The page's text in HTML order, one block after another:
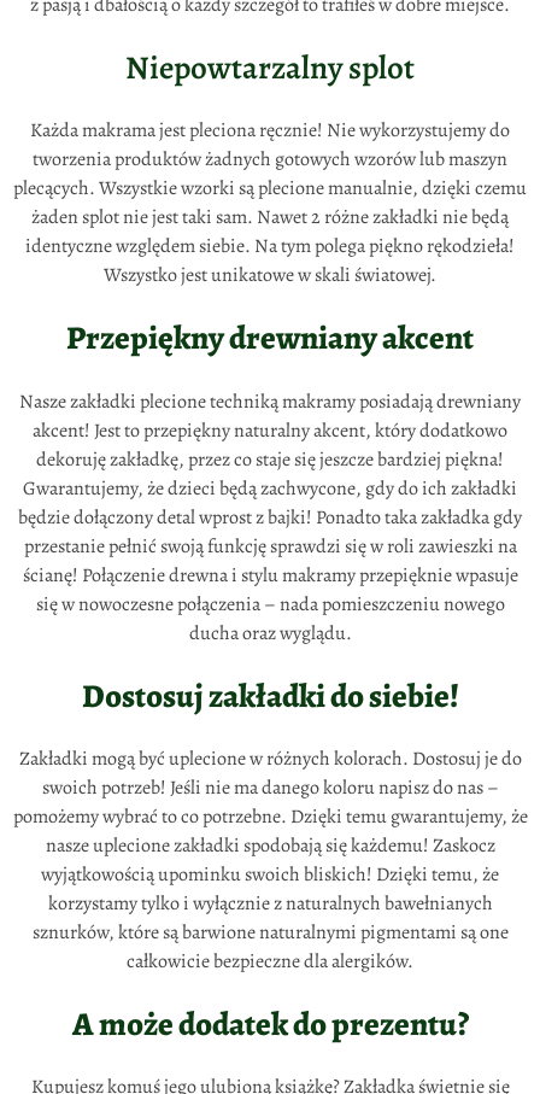
Niepowtarzalny splot
Każda makrama jest pleciona ręcznie! Nie wykorzystujemy do
tworzenia produktów żadnych gotowych wzorów lub maszyn
plecących. Wszystkie wzorki są plecione manualnie, dzięki czemu
żaden splot nie jest taki sam. Nawet 2 różne zakładki nie będą
identyczne względem siebie. Na tym polega piękno rękodzieła!
Wszystko jest unikatowe w skali światowej.
Przepiękny drewniany akcent
Nasze zakładki plecione techniką makramy posiadają drewniany
akcent! Jest to przepiękny naturalny akcent, który dodatkowo
dekoruję zakładkę, przez co staje się jeszcze bardziej piękna!
Gwarantujemy, że dzieci będą zachwycone, gdy do ich zakładki
będzie dołączony detal wprost z bajki! Ponadto taka zakładka gdy
przestanie pełnić swoją funkcję sprawdzi się w roli zawieszki na
ścianę! Połączenie drewna i stylu makramy przepięknie wpasuje
się w nowoczesne połączenia – nada pomieszczeniu nowego
ducha oraz wyglądu.
Dostosuj zakładki do siebie!
Zakładki mogą być uplecione w różnych kolorach. Dostosuj je do
swoich potrzeb! Jeśli nie ma danego koloru napisz do nas –
pomożemy wybrać to co potrzebne. Dzięki temu gwarantujemy, że
nasze uplecione zakładki spodobają się każdemu! Zaskocz
wyjątkowością upominku swoich bliskich! Dzięki temu, że
korzystamy tylko i wyłącznie z naturalnych bawełnianych
sznurków, które są barwione naturalnymi pigmentami są one
całkowicie bezpieczne dla alergików.
A może dodatek do prezentu?
Kupujesz komuś jego ulubioną książkę? Zakładka świetnie się